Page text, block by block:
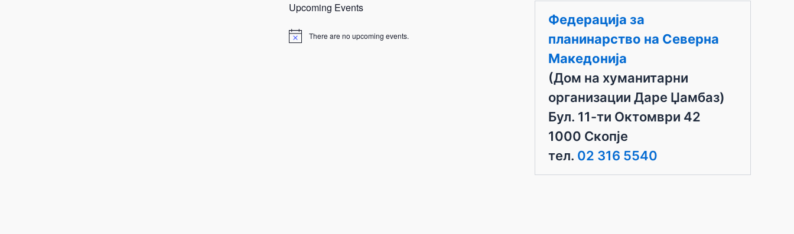
Upcoming Events
N
There are no upcoming events.
Федерација за
планинарство на Северна
Македонија
(Дом на хуманитарни
организации Даре Џамбаз)
Бул. 11-ти Октомври 42
1000 Скопје
тел. 02 316 5540